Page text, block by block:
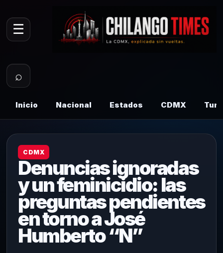
☰
⌕
Inicio Nacional Estados CDMX
CDMX
Denuncias ignoradas
y un feminicidio: las
preguntas pendientes
en torno a José
Humberto “N”